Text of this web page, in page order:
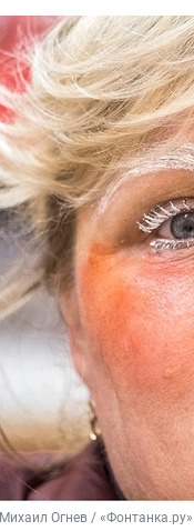
Михаил Огнев / «Фонтанка.ру»